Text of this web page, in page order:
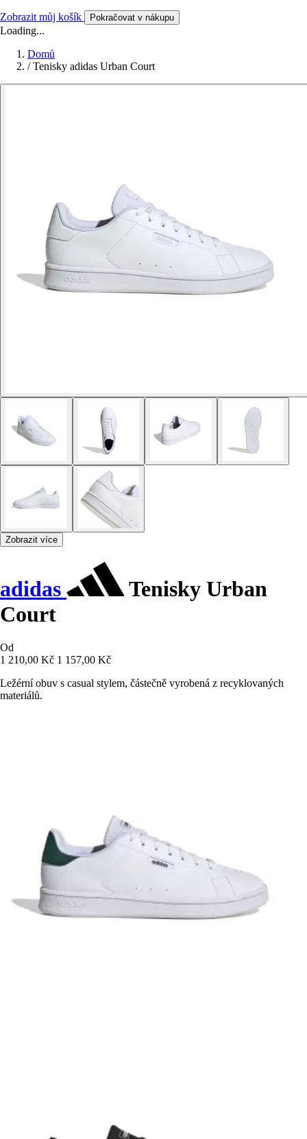
Zobrazit můj košík Pokračovat v nákupu
Loading...
Domů
/ Tenisky adidas Urban Court
Zobrazit více
adidas
Tenisky Urban
Court
Od
1 210,00 Kč 1 157,00 Kč
Ležérní obuv s casual stylem, částečně vyrobená z recyklovaných
materiálů.